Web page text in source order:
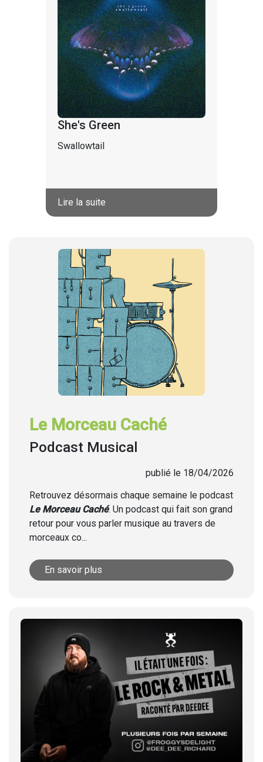
She's Green
Swallowtail
Lire la suite
Le Morceau Caché
Podcast Musical
publié le 18/04/2026
Retrouvez désormais chaque semaine le podcast
Le Morceau Caché. Un podcast qui fait son grand
retour pour vous parler musique au travers de
morceaux co...
En savoir plus